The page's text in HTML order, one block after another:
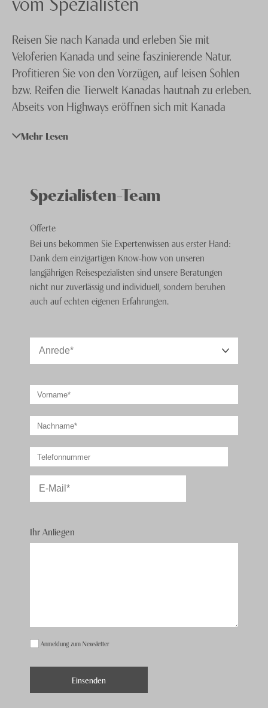
Knecht Gruppe
AGB
Impressum
Jobs
Reisen Sie nach Kanada und erleben Sie mit
Veloferien Kanada und seine faszinierende Natur.
Profitieren Sie von den Vorzügen, auf leisen Sohlen
bzw. Reifen die Tierwelt Kanadas hautnah zu erleben.
Abseits von Highways eröffnen sich mit Kanada
Mehr Lesen
Spezialisten-Team
Offerte
Bei uns bekommen Sie Expertenwissen aus erster Hand:
Dank dem einzigartigen Know-how von unseren
langjährigen Reisespezialisten sind unsere Beratungen
nicht nur zuverlässig und individuell, sondern beruhen
auch auf echten eigenen Erfahrungen.
Ihr Anliegen
Anmeldung zum Newsletter